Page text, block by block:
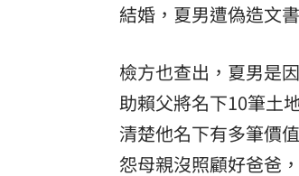
結婚，夏男遭偽造文
檢方也查出，夏男是
助賴父將名下10筆土
清楚他名下有多筆價
怨母親沒照顧好爸爸